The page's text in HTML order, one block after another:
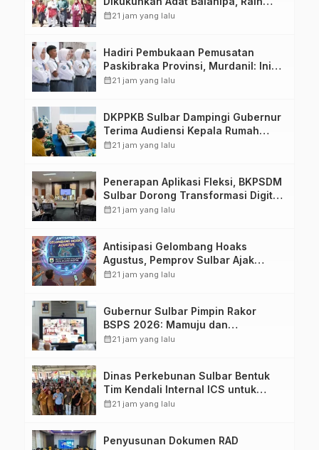
Gelar Sulo Tappidena
calendar_month21 jam yang lalu
Hadiri Pembukaan Pemusatan
Paskibraka Provinsi, Murdanil: Ini
Membentuk Karakter Hingga
calendar_month21 jam yang lalu
DKPPKB Sulbar Dampingi Gubernur
Terima Audiensi Kepala Rumah
Sakit TK. III Punggawa Malolo
calendar_month21 jam yang lalu
Penerapan Aplikasi Fleksi, BKPSDM
Sulbar Dorong Transformasi Digital
Sistem Kehadiran ASN
calendar_month21 jam yang lalu
Antisipasi Gelombang Hoaks
Agustus, Pemprov Sulbar Ajak
Warga Jaga Ruang Digital
calendar_month21 jam yang lalu
Gubernur Sulbar Pimpin Rakor
BSPS 2026: Mamuju dan
Pasangkayu Masih Nol Realisasi
calendar_month21 jam yang lalu
Dinas Perkebunan Sulbar Bentuk
Tim Kendali Internal ICS untuk
Dukung Sertifikasi ISPO Pekebun di
calendar_month21 jam yang lalu
Penyusunan Dokumen RAD